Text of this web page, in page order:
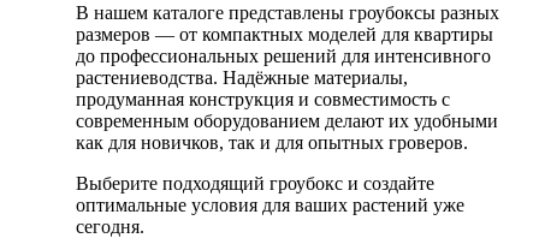
В нашем каталоге представлены гроубоксы разных
размеров — от компактных моделей для квартиры
до профессиональных решений для интенсивного
растениеводства. Надёжные материалы,
продуманная конструкция и совместимость с
современным оборудованием делают их удобными
как для новичков, так и для опытных гроверов.
Выберите подходящий гроубокс и создайте
оптимальные условия для ваших растений уже
сегодня.